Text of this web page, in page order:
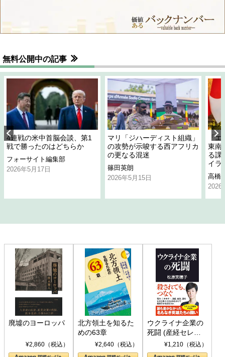
無料公開中の記事
4連戦の米中首脳会談、第1
戦で勝ったのはどちらか
フォーサイト編集部
2026年5月17日
マリ「ジハーディスト組織」
の攻勢が示唆する西アフリカ
の更なる混迷
篠田英朗
2026年5月15日
「
東南
る課
イラ
高橋
2026
廃墟のヨーロッパ
¥2,860（税込）
北方領土を知るた
めの63章
¥2,640（税込）
ウクライナ企業の
死闘 (産経セレク
ト S 039)¥1,210（税込）